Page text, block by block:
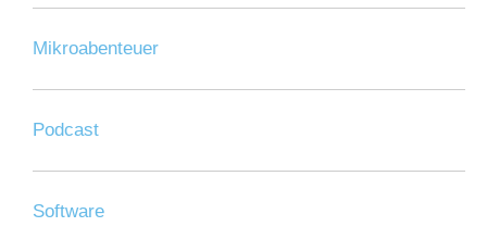
Mikroabenteuer
Podcast
Software